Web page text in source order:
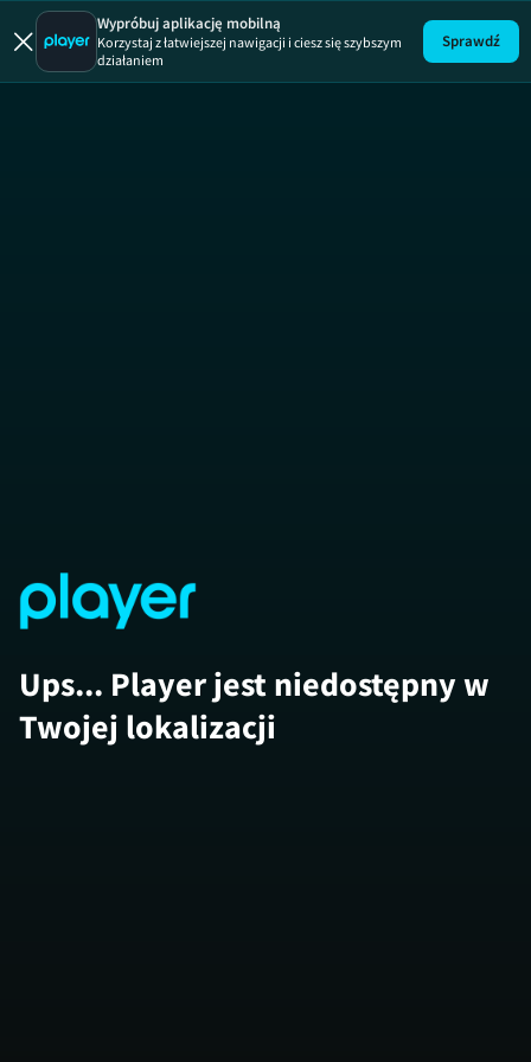
100 kucharzy 1945: Wojna
Wypróbuj aplikację mobilną
Korzystaj z łatwiejszej nawigacji i ciesz się szybszym
działaniem
Sprawdź
Ups... Player jest niedostępny w
Twojej lokalizacji